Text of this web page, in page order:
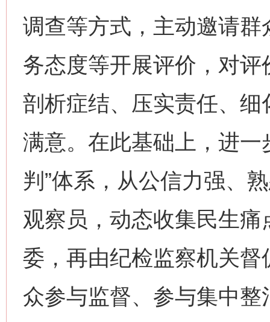
调查等方式，主动邀请
务态度等开展评价，对
剖析症结、压实责任、
满意。在此基础上，进一
判”体系，从公信力强、
观察员，动态收集民生
委，再由纪检监察机关
众参与监督、参与集中
网上购药对药下症？